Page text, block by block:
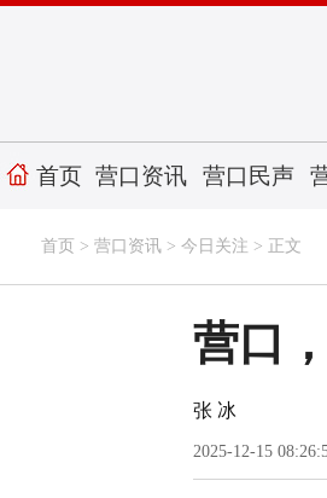
首页 营口资讯 营口民声
首页 > 营口资讯 > 今日关注 > 正文
营口
张 冰
2025-12-15